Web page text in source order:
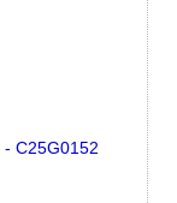
- C25G0152